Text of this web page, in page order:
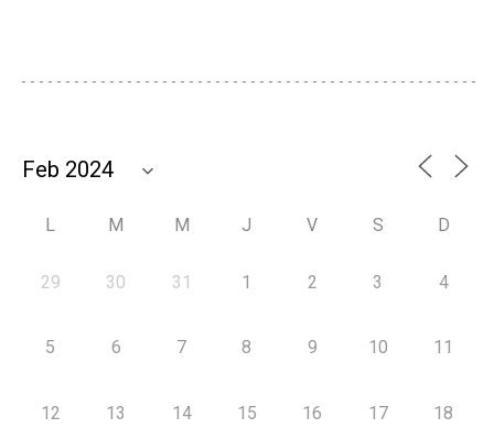
L M M J V S D
29 30 31 1 2 3 4
5 6 7 8 9 10 11
12 13 14 15 16 17 18